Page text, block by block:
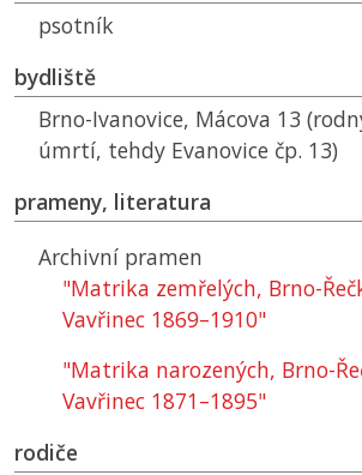
psotník
bydliště
Brno-Ivanovice, Mácova 13
úmrtí, tehdy Evanovice čp. 13)
prameny, literatura
Archivní pramen
"Matrika zemřelých, Brno-
Vavřinec 1869–1910"
"Matrika narozených, Brno-
Vavřinec 1871–1895"
rodiče